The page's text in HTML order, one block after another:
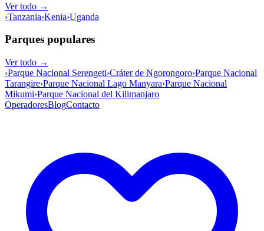
Ver todo →
›Tanzania›Kenia›Uganda
Parques populares
Ver todo →
›Parque Nacional Serengeti›Cráter de Ngorongoro›Parque Nacional
Tarangire›Parque Nacional Lago Manyara›Parque Nacional
Mikumi›Parque Nacional del Kilimanjaro
OperadoresBlogContacto